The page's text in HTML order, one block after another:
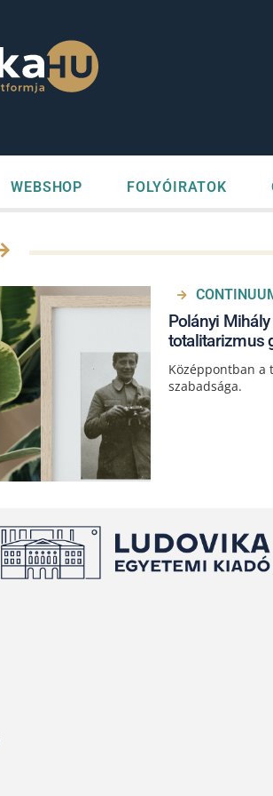
WEBSHOP FOLYÓIRATOK
Polányi
totalitarizmus
Középpontban a
szabadsága.